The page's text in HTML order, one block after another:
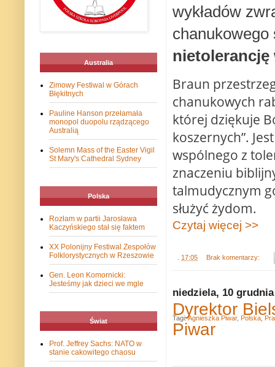
wykładów
chanukowego
Braun
chanukowych
której dziękuje
koszernych”.
wspólnego z
znaczeniu
talmudycznym
służyć żydom.
Czytaj więcej >>
17:05 Brak komentarzy:
niedziela, 10 grudnia
Dyrektor
Piwar
Tagi:Agnieszka Piwar, Polska
Australia
Zimowy Festiwal w Górach
Błękitnych
Pauline Hanson przełamała
monopol duopolu rządzącego
Australią
Solemn Mass of the Easter Vigil
St Mary's Cathedral Sydney
Polska
Rozłam w partii Jarosława
Kaczyńskiego stał się faktem
XX Polonijny Festiwal Zespołów
Folklorystycznych w Rzeszowie
Gen. Leon Komornicki:
Jesteśmy jak dzieci we mgle
Świat
Prof. Jeffrey Sachs: NATO w
stanie cakowitego chaosu